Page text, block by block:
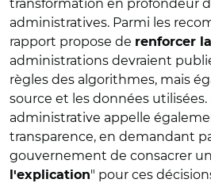
transformation en profondeur
administratives. Parmi les
rapport propose de renforcer
administrations devraient
règles des algorithmes, mais
source et les données
administrative appelle
transparence, en demandant
gouvernement de consacrer un
l'explication" pour ces